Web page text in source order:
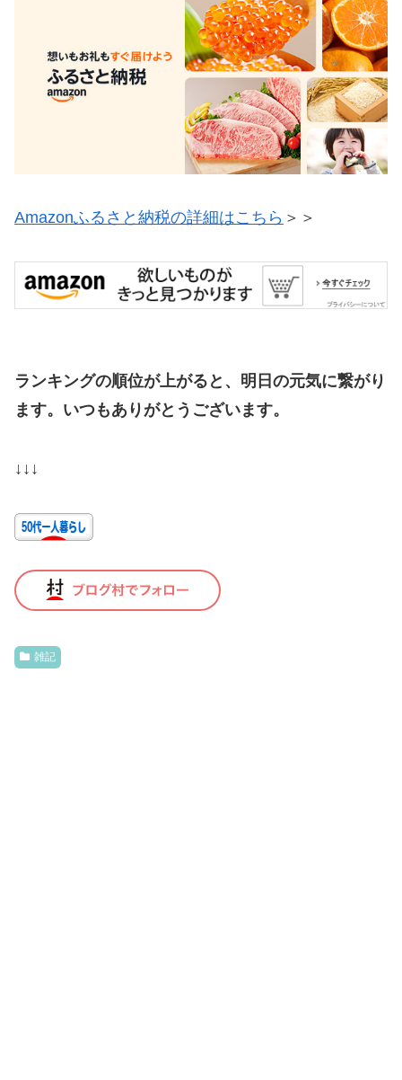
Amazonふるさと納税の詳細はこちら ＞＞
ランキングの順位が上がると、明日の元気に繋がり
ます。いつもありがとうございます。
↓↓↓
雑記